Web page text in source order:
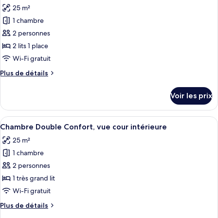
Double
Supérieure,
vue
port
photos
pour
ce
type
de
chambre :
Chambre
Double
ou
avec
lits
jumeaux,
vue
cour
intérieure
25 m²
1 chambre
2 personnes
2 lits 1 place
Wi-Fi gratuit
Plus de détails
Plus
le
type
de
Chambre
Confort
Double
ou
avec
lits
jumeaux,
vue
Voir les prix
Afficher
toutes
les
photos
pour
ce
type
chambre :
Une chambre avec un mur en
3
Chambre Double Confort, vue cour intérieure
25 m²
1 chambre
2 personnes
1 très grand lit
Wi-Fi gratuit
Plus de détails
Plus